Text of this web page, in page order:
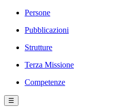
Persone
Pubblicazioni
Strutture
Terza Missione
Competenze
☰